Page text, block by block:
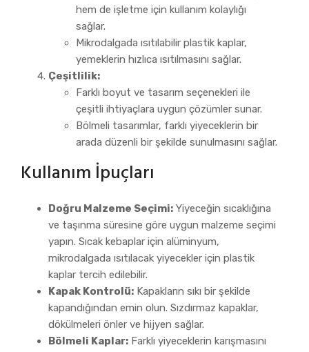
hem de işletme için kullanım kolaylığı
sağlar.
Mikrodalgada ısıtılabilir plastik kaplar,
yemeklerin hızlıca ısıtılmasını sağlar.
Çeşitlilik:
Farklı boyut ve tasarım seçenekleri ile
çeşitli ihtiyaçlara uygun çözümler sunar.
Bölmeli tasarımlar, farklı yiyeceklerin bir
arada düzenli bir şekilde sunulmasını sağlar.
Kullanım İpuçları
Doğru Malzeme Seçimi: Yiyeceğin sıcaklığına
ve taşınma süresine göre uygun malzeme seçimi
yapın. Sıcak kebaplar için alüminyum,
mikrodalgada ısıtılacak yiyecekler için plastik
kaplar tercih edilebilir.
Kapak Kontrolü: Kapakların sıkı bir şekilde
kapandığından emin olun. Sızdırmaz kapaklar,
dökülmeleri önler ve hijyen sağlar.
Bölmeli Kaplar: Farklı yiyeceklerin karışmasını